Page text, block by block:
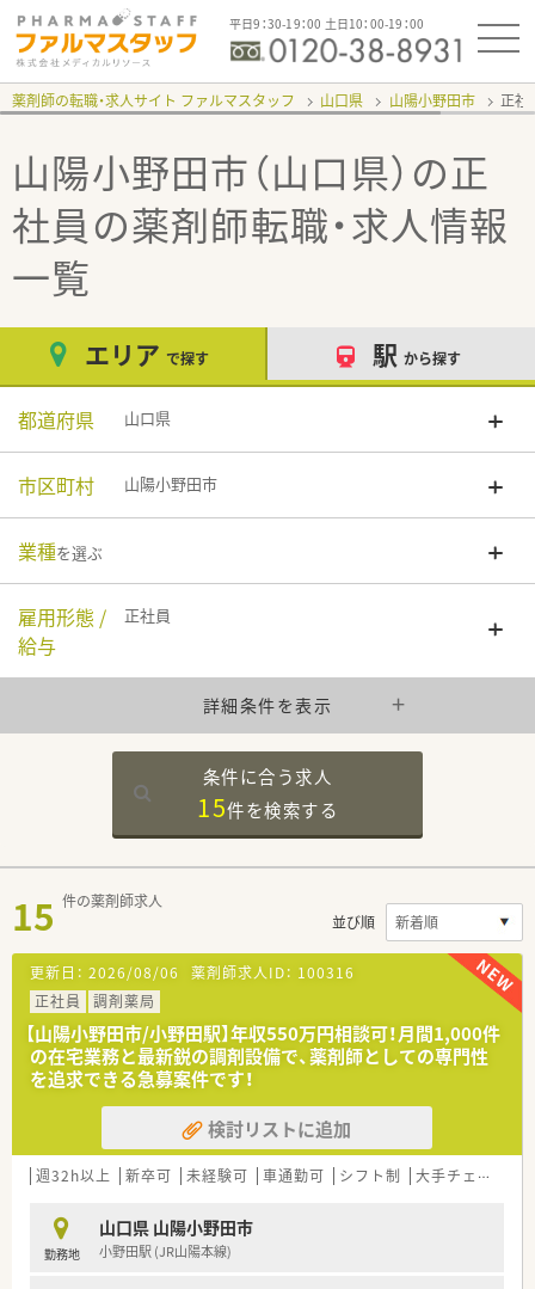
平日9：30-19：00 土日10：00-19：00
薬剤師の転職・求人サイト ファルマスタッフ 山口県 山陽小野田市 正
山陽小野田市（山口県）の正
社員の薬剤師転職・求人情報
一覧
エリア で探す 駅 から探す
都道府県 山口県
市区町村 山陽小野田市
業種を選ぶ
雇用形態 /
給与
正社員
詳細条件を表示
条件に合う求人
15件を検索する
15 件の薬剤師求人
並び順
更新日： 2026/08/06 薬剤師求人ID： 100316
正社員
調剤薬局
【山陽小野田市/小野田駅】年収550万円相談可！月間1,000件
の在宅業務と最新鋭の調剤設備で、薬剤師としての専門性
を追求できる急募案件です！
検討リストに追加
週32h以上 新卒可 未経験可 車通勤可 シフト制 大手チェーン以外
勤務地
山口県 山陽小野田市
小野田駅 (JR山陽本線)